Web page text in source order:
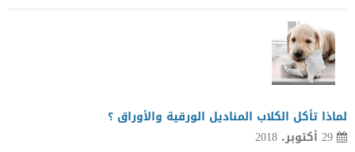
لماذا تأكل الكلاب المناديل الورقية والأوراق ؟
29 أكتوبر، 2018